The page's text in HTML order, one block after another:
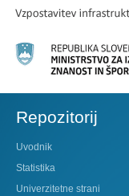
Repozitorij
Uvodnik
Statistika
Univerzitetne strani